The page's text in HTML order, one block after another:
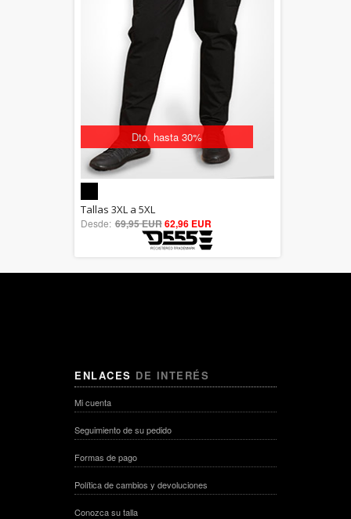
Dto. hasta 30%
5.00
out of 5
Tallas 3XL a 5XL
Desde: 69,95 EUR62,96 EUR
ENLACES DE INTERÉS
Mi cuenta
Seguimiento de su pedido
Formas de pago
Política de cambios y devoluciones
Conozca su talla